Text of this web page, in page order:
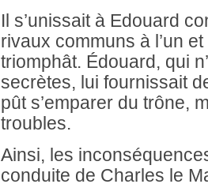
Il s’unissait à Edouard
rivaux communs à l’un
triomphât. Édouard, qui
secrètes, lui fournissait
pût s’emparer du trône,
troubles.
Ainsi, les
conduite de Charles le